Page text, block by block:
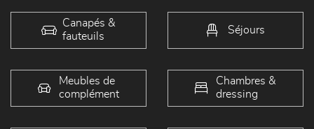
Canapés &
fauteuils
Séjours
Meubles de
complément
Chambres &
dressing